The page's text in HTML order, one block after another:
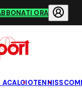
ORA
ACALCIOTENNIS